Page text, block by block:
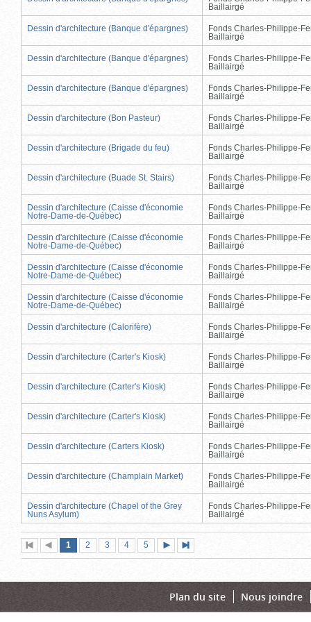
Baillairgé
Dessin d'architecture (Banque d'épargnes)
Fonds Charles-Philippe-
Baillairgé
Dessin d'architecture (Banque d'épargnes)
Fonds Charles-Philippe-
Baillairgé
Dessin d'architecture (Banque d'épargnes)
Fonds Charles-Philippe-
Baillairgé
Dessin d'architecture (Bon Pasteur)
Fonds Charles-Philippe-
Baillairgé
Dessin d'architecture (Brigade du feu)
Fonds Charles-Philippe-
Baillairgé
Dessin d'architecture (Buade St. Stairs)
Fonds Charles-Philippe-
Baillairgé
Dessin d'architecture (Caisse d'économie
Notre-Dame-de-Québec)
Fonds Charles-Philippe-
Baillairgé
Dessin d'architecture (Caisse d'économie
Notre-Dame-de-Québec)
Fonds Charles-Philippe-
Baillairgé
Dessin d'architecture (Caisse d'économie
Notre-Dame-de-Québec)
Fonds Charles-Philippe-
Baillairgé
Dessin d'architecture (Caisse d'économie
Notre-Dame-de-Québec)
Fonds Charles-Philippe-
Baillairgé
Dessin d'architecture (Calorifère)
Fonds Charles-Philippe-
Baillairgé
Dessin d'architecture (Carter's Kiosk)
Fonds Charles-Philippe-
Baillairgé
Dessin d'architecture (Carter's Kiosk)
Fonds Charles-Philippe-
Baillairgé
Dessin d'architecture (Carter's Kiosk)
Fonds Charles-Philippe-
Baillairgé
Dessin d'architecture (Carters Kiosk)
Fonds Charles-Philippe-
Baillairgé
Dessin d'architecture (Champlain Market)
Fonds Charles-Philippe-
Baillairgé
Dessin d'architecture (Chapel of the Grey
Nuns Asylum)
Fonds Charles-Philippe-
Baillairgé
Première
page
Page
précédente
Page
1 (page
actuelle)
Page
2 Page
3 Page
4 Page
5
suivante
page
Plan du site Nous joindre